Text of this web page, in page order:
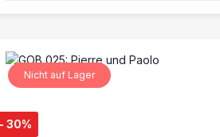
Nicht auf Lager
30%